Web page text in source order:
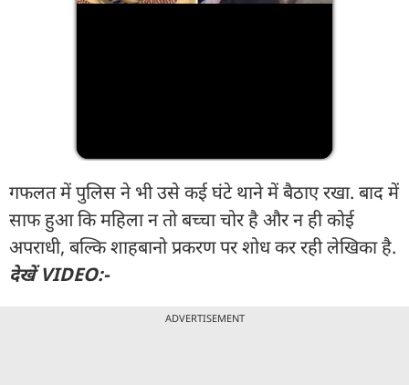
गफलत में पुलिस ने भी उसे कई घंटे थाने में बैठाए रखा. बाद में
साफ हुआ कि महिला न तो बच्चा चोर है और न ही कोई
अपराधी, बल्कि शाहबानो प्रकरण पर शोध कर रही लेखिका है.
देखें VIDEO:-
ADVERTISEMENT